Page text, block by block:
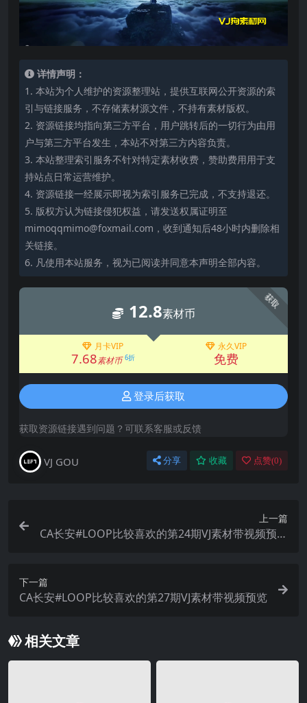
详情声明：
1. 本站为个人维护的资源整理站，提供互联网公开资源的索
引与链接服务，不存储素材源文件，不持有素材版权。
2. 资源链接均指向第三方平台，用户跳转后的一切行为由用
户与第三方平台发生，本站不对第三方内容负责。
3. 本站整理索引服务不针对特定素材收费，赞助费用用于支
持站点日常运营维护。
4. 资源链接一经展示即视为索引服务已完成，不支持退还。
5. 版权方认为链接侵犯权益，请发送权属证明至
mimoqqmimo@foxmail.com，收到通知后48小时内删除相
关链接。
6. 凡使用本站服务，视为已阅读并同意本声明全部内容。
获取
12.8素材币
月卡VIP
7.68素材币 6折
永久VIP
免费
登录后获取
获取资源链接遇到问题？可联系客服或反馈
VJ GOU 分享 收藏 点赞(0)
上一篇
CA长安#LOOP比较喜欢的第24期VJ素材带视频预览
下一篇
CA长安#LOOP比较喜欢的第27期VJ素材带视频预览
相关文章